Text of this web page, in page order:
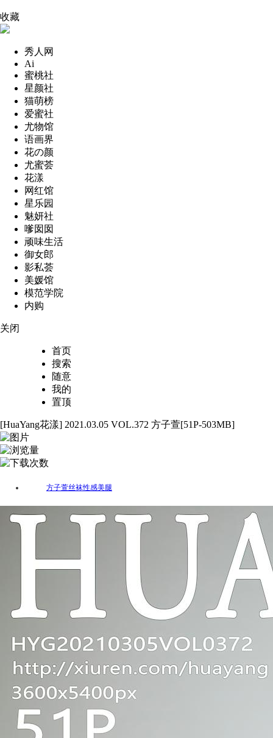
收藏
秀人网
Ai
蜜桃社
星颜社
猫萌榜
爱蜜社
尤物馆
语画界
花の颜
尤蜜荟
花漾
网红馆
星乐园
魅妍社
嗲囡囡
顽味生活
御女郎
影私荟
美媛馆
模范学院
内购
关闭
首页
搜索
随意
我的
置顶
[HuaYang花漾] 2021.03.05 VOL.372 方子萱[51P-503MB]
方子萱丝袜性感美腿